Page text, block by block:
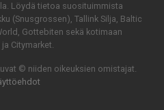
Löydä tietoa suosituimmista
(Snusgrossen), Tallink Silja, Baltic
Gottebiten sekä kotimaan
Citymarket.
© niiden oikeuksien omistajat.